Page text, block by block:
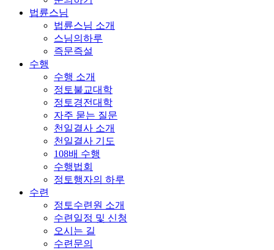
법륜스님
법륜스님 소개
스님의하루
즉문즉설
수행
수행 소개
정토불교대학
정토경전대학
자주 묻는 질문
천일결사 소개
천일결사 기도
108배 수행
수행법회
정토행자의 하루
수련
정토수련원 소개
수련일정 및 신청
오시는 길
수련문의